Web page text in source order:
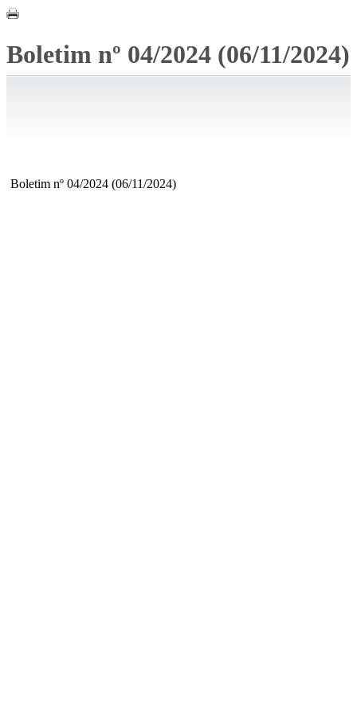
Boletim nº 04/2024 (06/11/2024)
Boletim nº 04/2024 (06/11/2024)